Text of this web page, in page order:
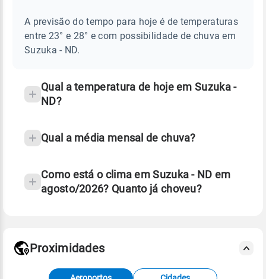
sobre
chuva
A previsão do tempo para hoje é de temperaturas
entre 23° e 28° e com possibilidade de chuva em
Suzuka - ND.
Qual a temperatura de hoje em Suzuka -
ND?
Qual a média mensal de chuva?
Como está o clima em Suzuka - ND em
agosto/2026? Quanto já choveu?
Fonte: dados combinados de estações
Proximidades